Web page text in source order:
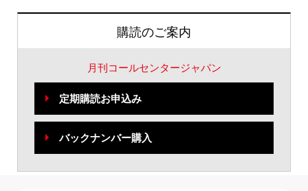
購読のご案内
月刊コールセンタージャパン
定期購読お申込み
バックナンバー購入